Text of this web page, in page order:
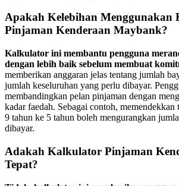
Apakah Kelebihan Menggunakan
Pinjaman Kenderaan Maybank?
Kalkulator ini membantu pengguna
dengan lebih baik sebelum membuat
memberikan anggaran jelas tentang jumlah
jumlah keseluruhan yang perlu dibayar.
membandingkan pelan pinjaman dengan
kadar faedah. Sebagai contoh,
9 tahun ke 5 tahun boleh mengurangkan
dibayar.
Adakah Kalkulator Pinjaman
Tepat?